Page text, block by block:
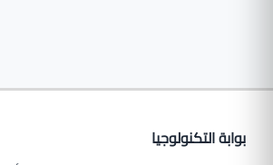
بوابة التكنولوجيا